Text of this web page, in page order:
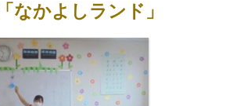
なかよしランド」